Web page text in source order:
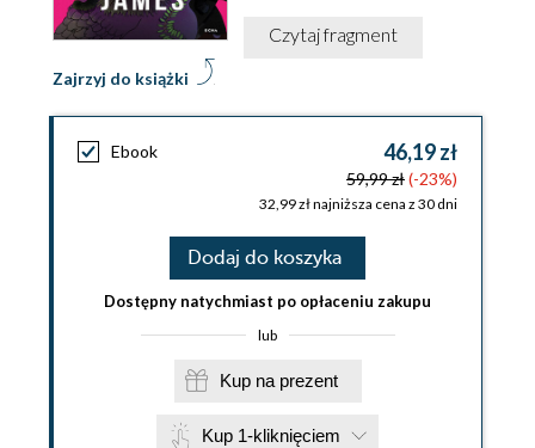
Zajrzyj do książki
Czytaj fragment
Ebook 46,19 zł
59,99 zł(-23%)
32,99 zł najniższa cena z 30 dni
Dodaj do koszyka
Dostępny natychmiast po opłaceniu zakupu
lub
Kup na prezent
Kup 1-kliknięciem